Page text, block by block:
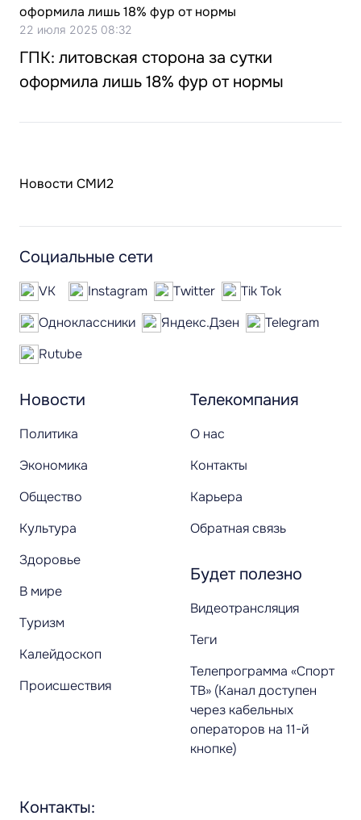
22 июля 2025 08:32
ГПК: литовская сторона за сутки
оформила лишь 18% фур от нормы
Новости СМИ2
Новости
Политика
Экономика
Общество
Культура
Здоровье
В мире
Туризм
Калейдоскоп
Происшествия
Телекомпания
О нас
Контакты
Карьера
Обратная связь
Будет полезно
Видеотрансляция
Теги
Телепрограмма «Спорт
ТВ» (Канал доступен
через кабельных
операторов на 11-й
кнопке)
Социальные сети
VK Instagram Twitter
Tik Tok
Одноклассники
Яндекс.Дзен
Telegram
Rutube
Контакты: